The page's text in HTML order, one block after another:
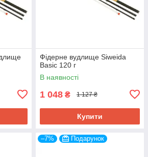
Фідерне вудлище Siweida
Basic 120 г
В наявності
1 048 ₴ 1 127 ₴
Купити
–7% Подарунок